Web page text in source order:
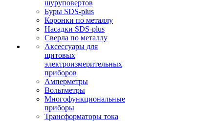
шуруповертов
Буры SDS-plus
Коронки по металлу
Насадки SDS-plus
Сверла по металлу
Аксессуары для
щитовых
электроизмерительных
приборов
Амперметры
Вольтметры
Многофункциональные
приборы
Трансформаторы тока